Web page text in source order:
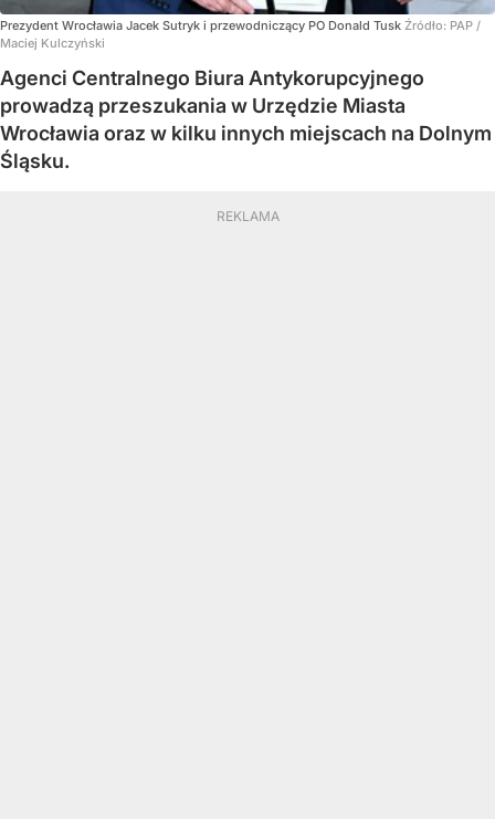
Prezydent Wrocławia Jacek Sutryk i przewodniczący PO Donald Tusk Źródło: PAP /
Maciej Kulczyński
Agenci Centralnego Biura Antykorupcyjnego
prowadzą przeszukania w Urzędzie Miasta
Wrocławia oraz w kilku innych miejscach na Dolnym
Śląsku.